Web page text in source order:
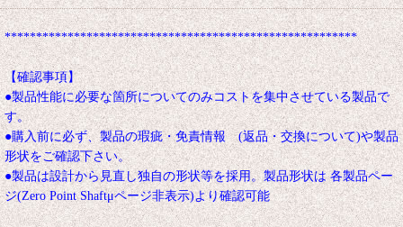
********************************************************
【確認事項】
●製品性能に必要な箇所についてのみコストを集中させている製品で
す。
●購入前に必ず、製品の瑕疵・免責情報 (返品・交換について)や製品
形状をご確認下さい。
●製品は設計から見直し独自の形状等を採用。製品形状は 各製品ペー
ジ(Zero Point Shaftμページ非表示)より確認可能